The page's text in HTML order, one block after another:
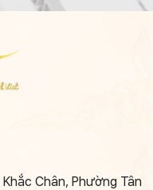
Chân, Phường Tân